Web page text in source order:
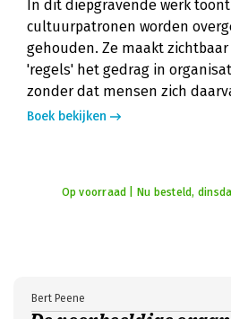
In dit diepgravende werk
cultuurpatronen worden
gehouden. Ze maakt
'regels' het gedrag in
zonder dat mensen zich
Boek bekijken
Op voorraad | Nu besteld,
Bert Peene